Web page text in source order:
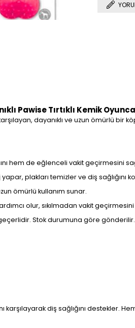
Pawise Tırtıklı Kemik
dayanıklı ve uzun ömürlü bir
hem de eğlenceli vakit geçirmesini
yapar, plakları temizler ve diş sağlığını
ömürlü kullanım sunar.
olur, sıkılmadan vakit
Stok durumuna göre gönderilir.
karşılayarak diş sağlığını